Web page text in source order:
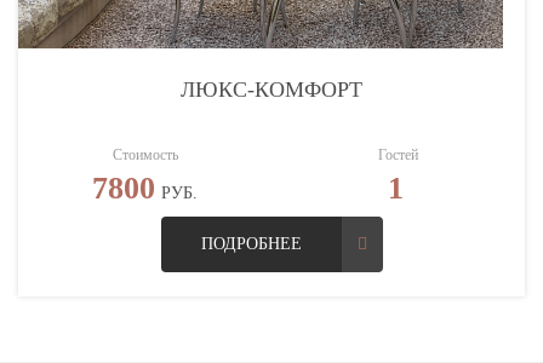
ЛЮКС-КОМФОРТ
Стоимость
7800 РУБ.
Гостей
1
ПОДРОБНЕЕ